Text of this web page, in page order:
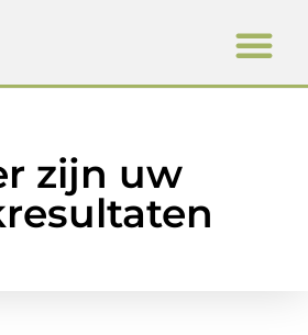
zijn uw